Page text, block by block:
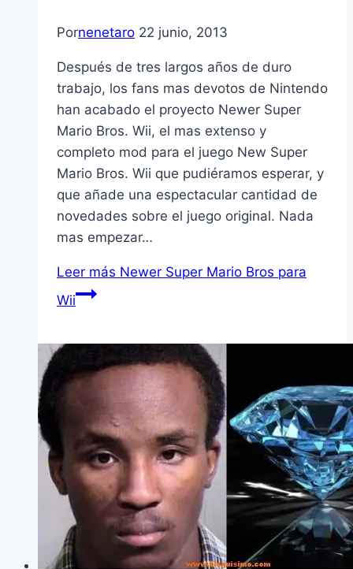
Pornenetaro 22 junio, 2013
Después de tres largos años de duro
trabajo, los fans mas devotos de Nintendo
han acabado el proyecto Newer Super
Mario Bros. Wii, el mas extenso y
completo mod para el juego New Super
Mario Bros. Wii que pudiéramos esperar, y
que añade una espectacular cantidad de
novedades sobre el juego original. Nada
mas empezar…
Leer más Newer Super Mario Bros para
Wii